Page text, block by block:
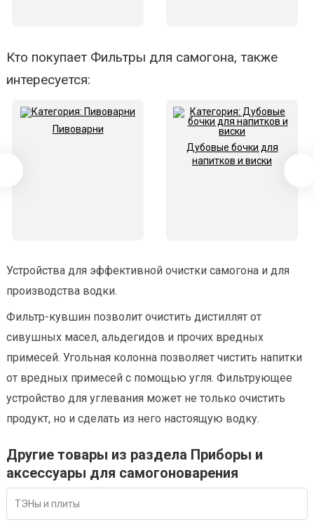
Кто покупает Фильтры для самогона, также
интересуется:
Пивоварни
Дубовые бочки для
напитков и виски
Устройства для эффективной очистки самогона и для
производства водки.
Фильтр-кувшин позволит очистить дистиллят от
сивушных масел, альдегидов и прочих вредных
примесей. Угольная колонна позволяет чистить напитки
от вредных примесей с помощью угля. Фильтрующее
устройство для углевания может не только очистить
продукт, но и сделать из него настоящую водку.
Другие товары из раздела Приборы и
аксессуары для самогоноварения
ТЭНы и плиты